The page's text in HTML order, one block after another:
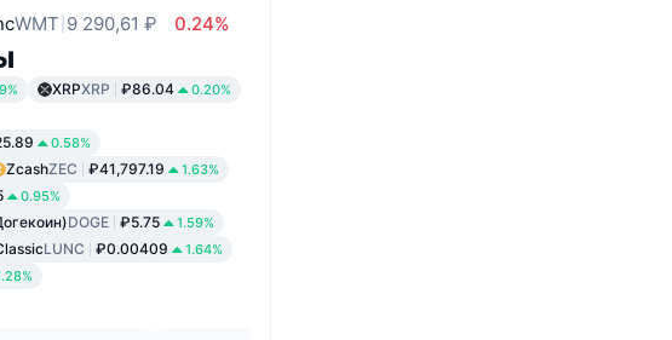
WMT 9 290,61 ₽ 0.24%
XRPXRP ₽86.04 0.20%
0.58%
ZcashZEC ₽41,797.19 1.63%
0.95%
DOGE ₽5.75 1.59%
LUNC ₽0.00409 1.64%